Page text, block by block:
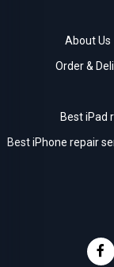
About Us
Order &
Best iPad
Best iPhone repair